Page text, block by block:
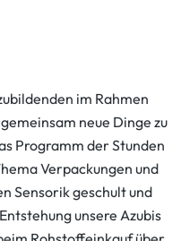
im Rahmen
neue Dinge zu
Programm der Stunden
Verpackungen und
Sensorik geschult und
unsere Azubis